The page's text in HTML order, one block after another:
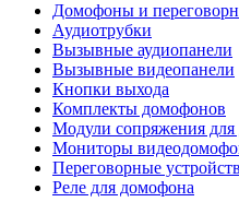
Домофоны и
Аудиотрубки
Вызывные аудиопанели
Вызывные видеопанели
Кнопки выхода
Комплекты домофонов
Модули сопряжения
Мониторы
Переговорные
Реле для домофона